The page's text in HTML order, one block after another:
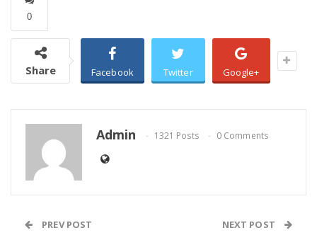
0
Share Facebook Twitter Google+
Admin 1321 Posts 0 Comments
PREV POST NEXT POST